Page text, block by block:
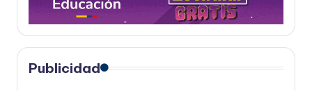
Publicidad